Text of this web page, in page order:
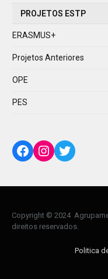
PROJETOS ESTP
ERASMUS+
Projetos Anteriores
OPE
PES
Facebook
Instagram
Twitter
Copyright © 2024
direitos reservados.
Politica